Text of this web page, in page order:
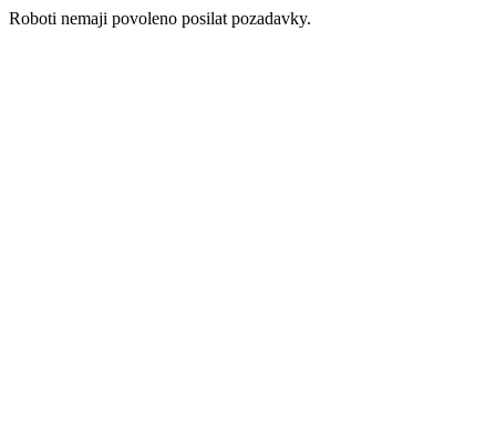
Roboti nemaji povoleno posilat pozadavky.